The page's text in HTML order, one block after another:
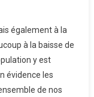
également à la
à la baisse de
y est
évidence les
de nos